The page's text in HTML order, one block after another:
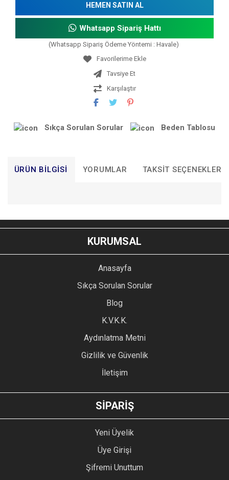
HEMEN SATIN AL
Whatsapp Sipariş Hattı
(Whatsapp Sipariş Ödeme Yöntemi : Havale)
Tavsiye Et
Karşılaştır
Sıkça Sorulan Sorular Beden Tablosu
ÜRÜN BILGISI YORUMLAR TAKSIT SEÇENEKLERI
YORUM YAZ
Bu ürünün fiyat bilgisi, resim, ürün açıklamalarında ve diğer
konularda yetersiz gördüğünüz noktaları öneri formunu
kullanarak tarafımıza iletebilirsiniz.
Ürün resmi kalitesiz, bozuk veya görüntülenemiyor.
Ürün açıklamasında eksik bilgiler bulunuyor.
Ürün bilgilerinde hatalar bulunuyor.
Ürün fiyatı diğer sitelerden daha pahalı.
GÖNDER
KURUMSAL
Anasayfa
Sıkça Sorulan Sorular
Blog
K.V.K.K.
Aydınlatma Metni
Gizlilik ve Güvenlik
İletişim
SİPARİŞ
Yeni Üyelik
Üye Girişi
Şifremi Unuttum